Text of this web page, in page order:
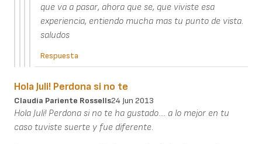
que va a pasar, ahora que se, que viviste esa
experiencia, entiendo mucha mas tu punto de vista.
saludos
Respuesta
Hola Juli! Perdona si no te
Claudia Pariente Rossells24 Jun 2013
Hola Juli! Perdona si no te ha gustado.... a lo mejor en tu
caso tuviste suerte y fue diferente.